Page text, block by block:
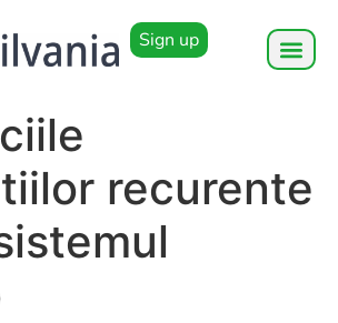
Sign up
recurente